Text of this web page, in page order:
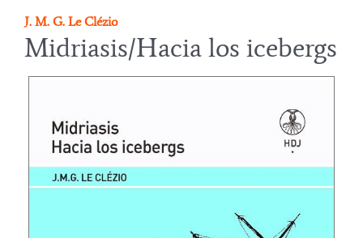
J. M. G. Le Clézio
Midriasis/Hacia los icebergs